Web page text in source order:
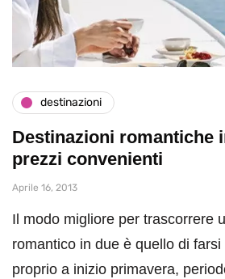
destinazioni
Destinazioni romantiche
prezzi convenienti
Aprile 16, 2013
Il modo migliore per trascorrere
romantico in due è quello di
proprio a inizio primavera,